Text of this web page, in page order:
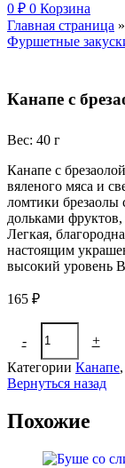
0 ₽ 0 Корзина
Главная страница »
Фуршетные
Канапе с
Вес: 40 г
Канапе с
вяленого мяса и
ломтики брезаолы
дольками фруктов,
Легкая,
настоящим
высокий уровень
165 ₽
-
Количество
товара
Канапе
с
брезаолой
фруктами
+
Категории Канапе,
Вернуться назад
Похожие